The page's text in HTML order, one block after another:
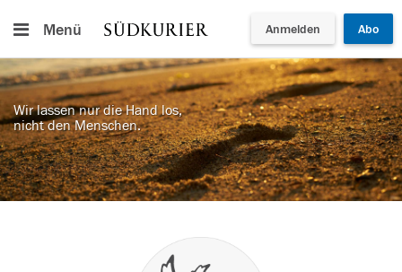
Menü Anmelden Abo
Wir lassen nur die Hand los,
nicht den Menschen.